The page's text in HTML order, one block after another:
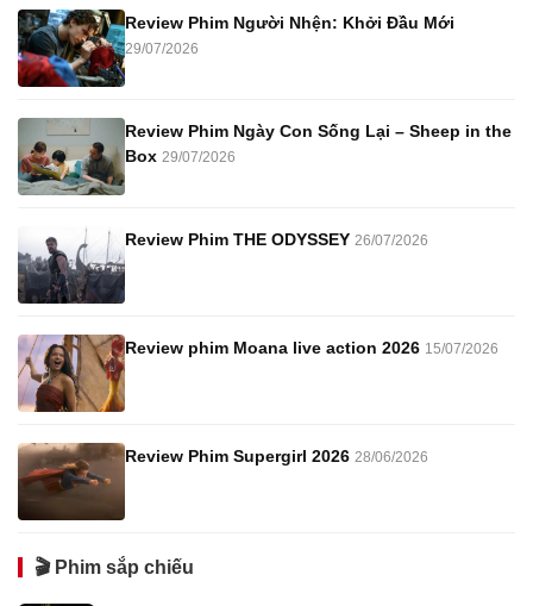
Review Phim Người Nhện: Khởi Đầu Mới
29/07/2026
Review Phim Ngày Con Sống Lại – Sheep in the
Box 29/07/2026
Review Phim THE ODYSSEY 26/07/2026
Review phim Moana live action 2026 15/07/2026
Review Phim Supergirl 2026 28/06/2026
🎬 Phim sắp chiếu